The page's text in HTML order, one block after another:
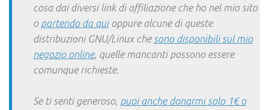
cosa dai diversi link di affiliazione che ho nel mio sito
o partendo da quioppure alcune di queste
distribuzioni GNU/Linux che sono disponibili sul mio
negozio online, quelle mancanti possono essere
comunque richieste.
Se ti senti generoso, puoi anche donarmi solo 1€ o